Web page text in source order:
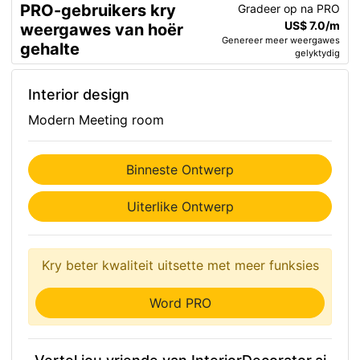
PRO-gebruikers kry
weergawes van hoër
gehalte
Gradeer op na PRO
US$ 7.0/m
Genereer meer weergawes
gelyktydig
Interior design
Modern Meeting room
Binneste Ontwerp
Uiterlike Ontwerp
Kry beter kwaliteit uitsette met meer funksies
Word PRO